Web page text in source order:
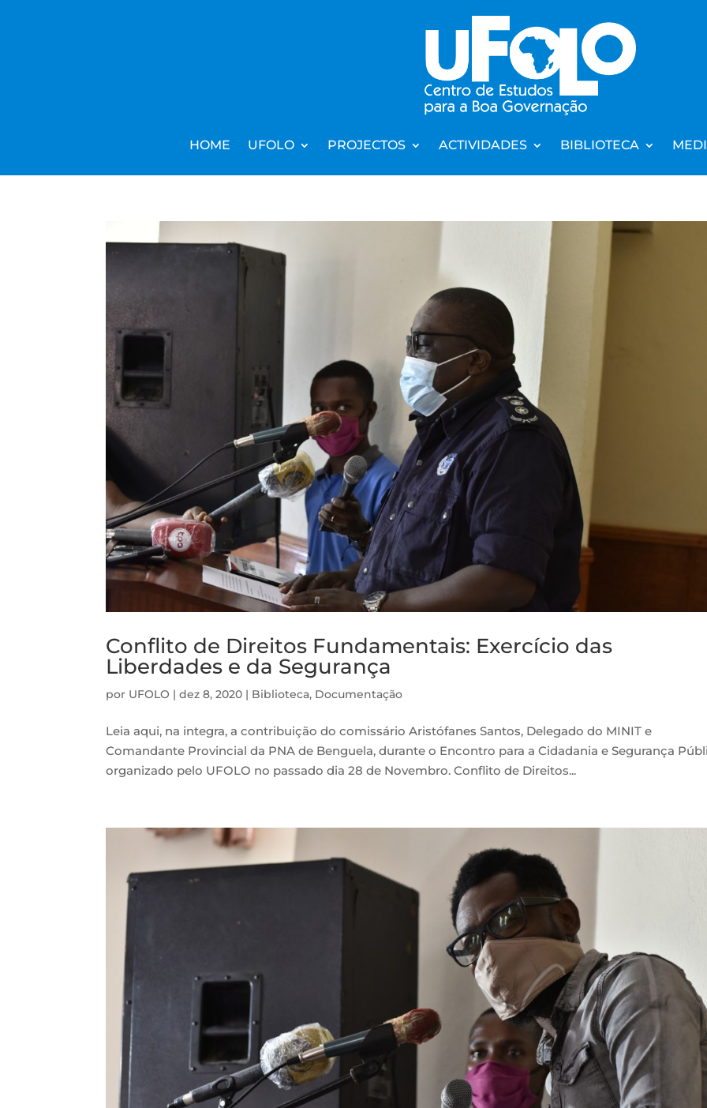
HOME UFOLO PROJECTOS ACTIVIDADES BIBLIOTECA
Conflito de Direitos Fundamentais: Exercício das
Liberdades e da Segurança
por UFOLO |dez 8, 2020 | Biblioteca, Documentação
Leia aqui, na integra, a contribuição do comissário Aristófanes Santos, Delegado do MINIT e
Comandante Provincial da PNA de Benguela, durante o Encontro para a Cidadania e Segurança
organizado pelo UFOLO no passado dia 28 de Novembro. Conflito de Direitos...